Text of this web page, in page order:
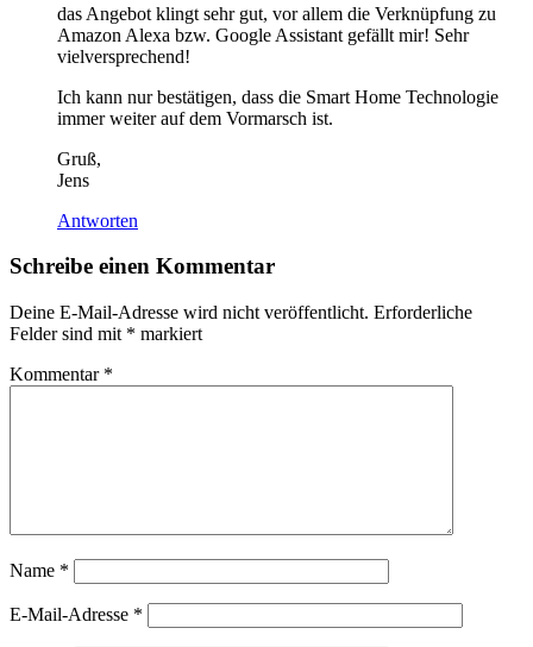
das Angebot klingt sehr gut, vor allem die Verknüpfung zu
Amazon Alexa bzw. Google Assistant gefällt mir! Sehr
vielversprechend!
Ich kann nur bestätigen, dass die Smart Home Technologie
immer weiter auf dem Vormarsch ist.
Gruß,
Jens
Antworten
Schreibe einen Kommentar
Deine E-Mail-Adresse wird nicht veröffentlicht. Erforderliche
Felder sind mit * markiert
Kommentar *
Name *
E-Mail-Adresse *